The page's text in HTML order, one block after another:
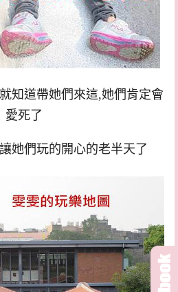
知道帶她們來這,她們肯定會
愛死了
她們玩的開心的老半天了